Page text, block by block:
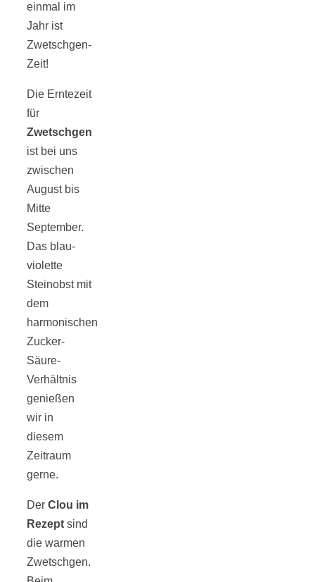
einmal im
Jahr ist
Zwetschgen-
Zeit!
Die Erntezeit
für
Zwetschgen
ist bei uns
zwischen
August bis
Mitte
September.
Das blau-
violette
Steinobst mit
dem
harmonischen
Zucker-
Säure-
Verhältnis
genießen
wir in
diesem
Zeitraum
gerne.
Der Clou im
Rezept sind
die warmen
Zwetschgen.